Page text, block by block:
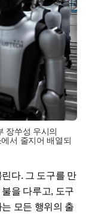
장쑤성 우시의
서 줄지어 배열되
린다. 그 도구를 만
을 다루고, 도구
모든 행위의 출